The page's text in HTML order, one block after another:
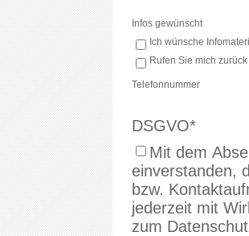
Infos gewünscht
Ich wünsche
Rufen Sie mich zurück
Telefonnummer
DSGVO*
Mit dem
einverstanden,
bzw. Kontaktaufnahme
jederzeit mit
zum